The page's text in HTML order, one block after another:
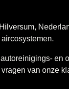
en
van onze klanten.